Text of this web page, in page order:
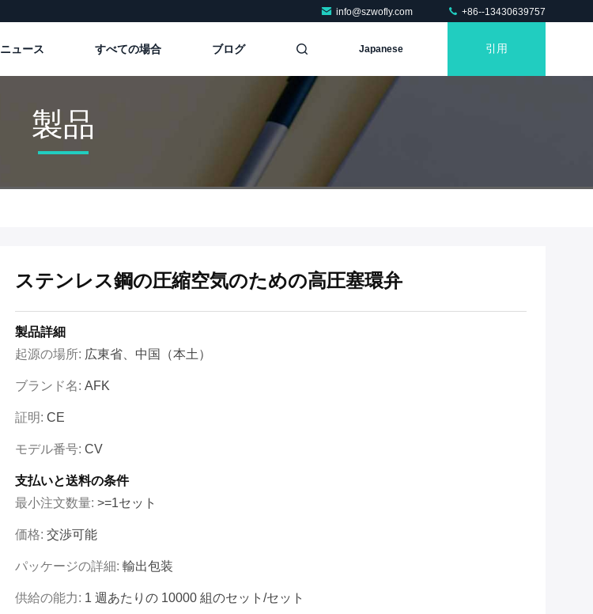
info@szwofly.com +86--13430639757
ニュース すべての場合 ブログ Japanese 引用
製品
ステンレス鋼の圧縮空気のための高圧塞環弁
製品詳細
起源の場所: 広東省、中国（本土）
ブランド名: AFK
証明: CE
モデル番号: CV
支払いと送料の条件
最小注文数量: >=1セット
価格: 交渉可能
パッケージの詳細: 輸出包装
供給の能力: 1 週あたりの 10000 組のセット/セット